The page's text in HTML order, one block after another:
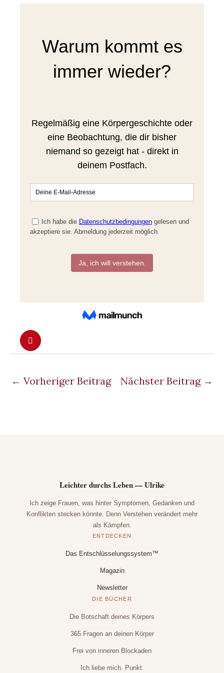
← Vorheriger Beitrag Nächster Beitrag →
Leichter durchs Leben — Ulrike
Ich zeige Frauen, was hinter Symptomen, Gedanken und
Konflikten stecken könnte. Denn Verstehen verändert mehr
als Kämpfen.
ENTDECKEN
Das Entschlüsselungssystem™
Magazin
Newsletter
DIE BÜCHER
Die Botschaft deines Körpers
365 Fragen an deinen Körper
Frei von inneren Blockaden
Ich liebe mich. Punkt.